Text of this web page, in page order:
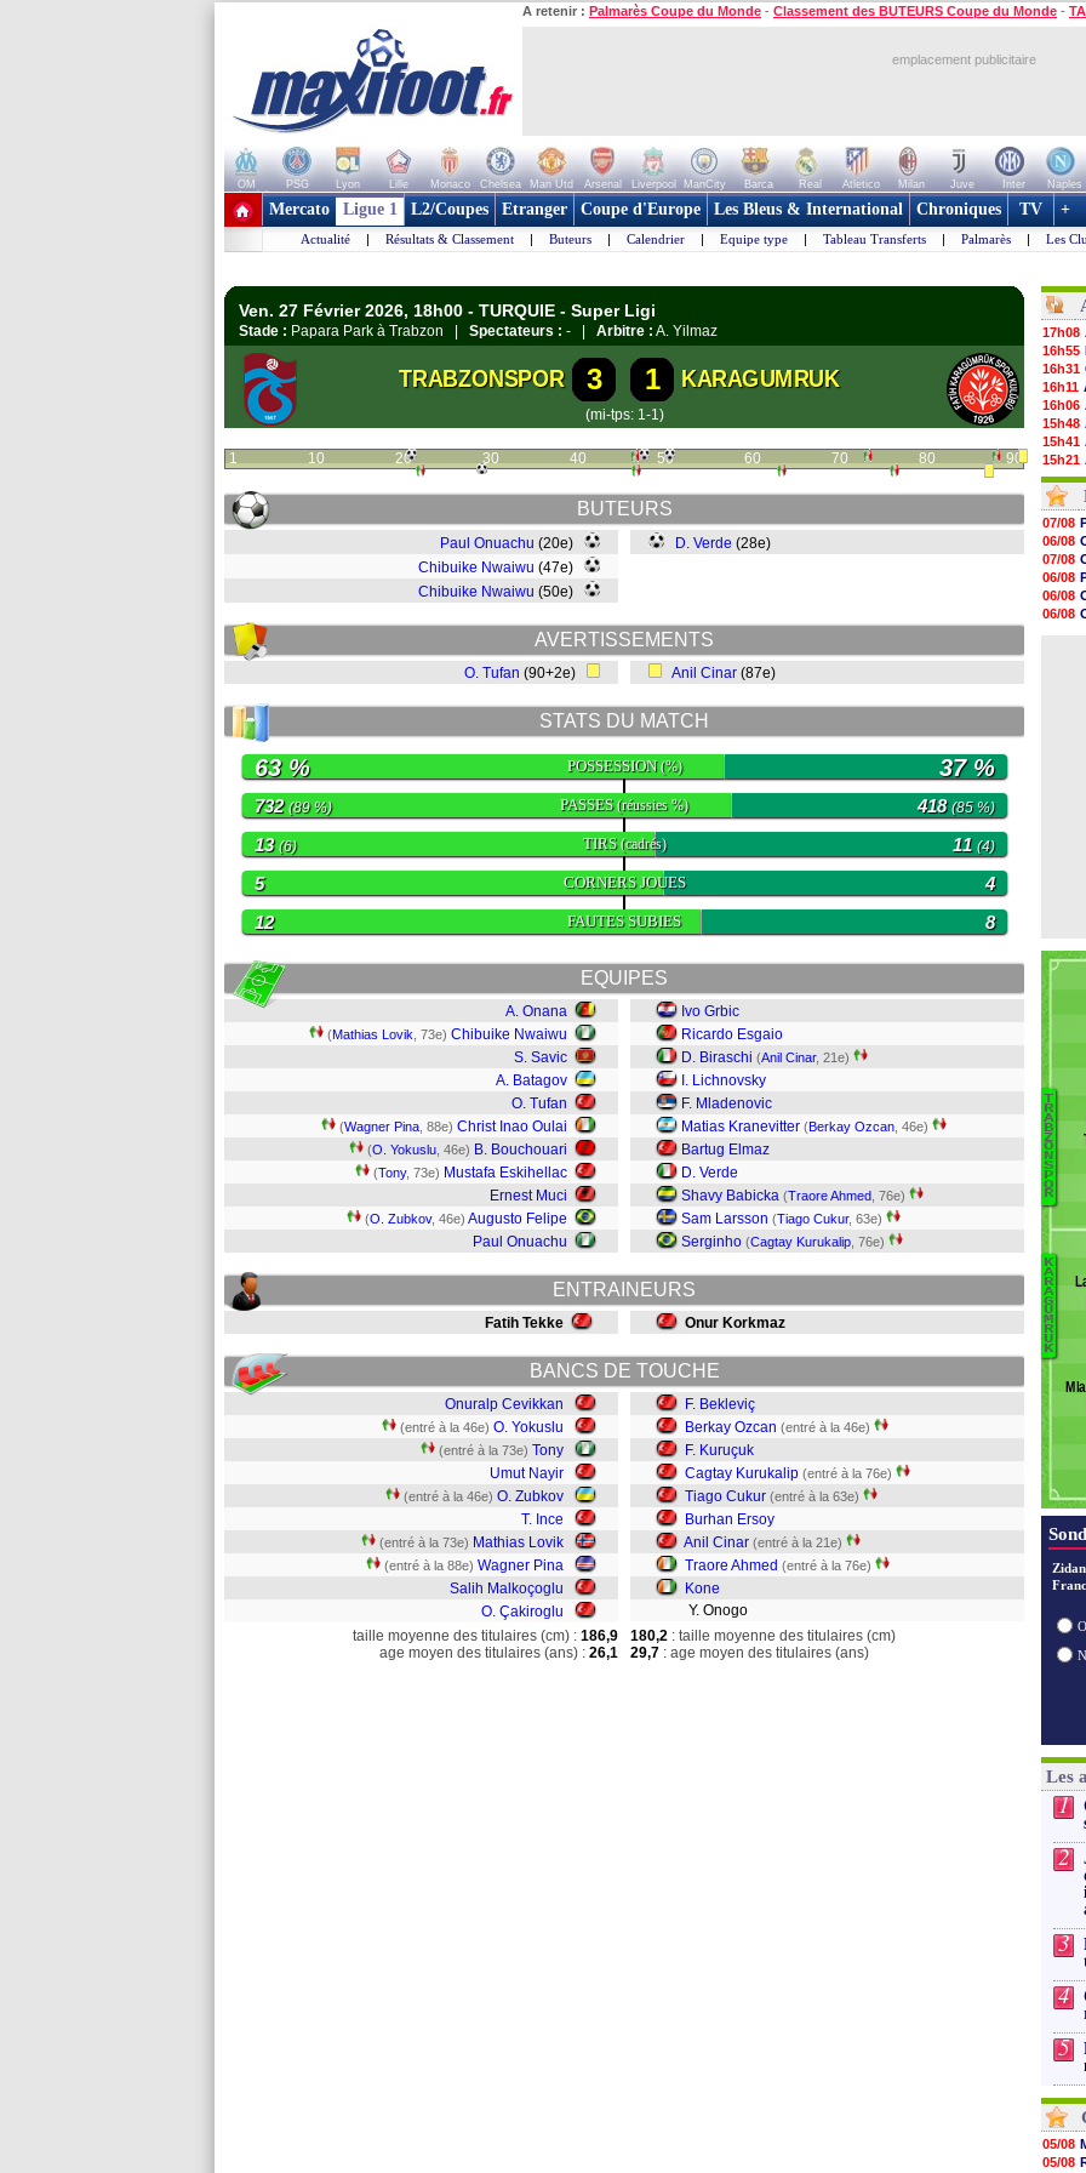
A retenir : Palmarès Coupe du Monde - Classement des BUTEURS Coupe du Monde -
emplacement publicitaire
OM PSG Lyon Lille Monaco Chelsea Man Utd Arsenal Liverpool ManCity Barca Real Atletico Milan Juve Inter Naples
+ de clubs
Mercato Ligue 1 L2/Coupes Etranger Coupe d'Europe Les Bleus & International Chroniques TV +
Actualité | Résultats & Classement | Buteurs | Calendrier | Equipe type | Tableau Transferts | Palmarès | Les
Ven. 27 Février 2026, 18h00 - TURQUIE - Super Ligi
Stade : Papara Park à Trabzon | Spectateurs : - | Arbitre : A. Yilmaz
TRABZONSPOR 3 1 KARAGUMRUK
(mi-tps: 1-1)
1 10 20 30 40 50 60 70 80 90
BUTEURS
Paul Onuachu (20e)
Chibuike Nwaiwu (47e)
Chibuike Nwaiwu (50e)
D. Verde (28e)
AVERTISSEMENTS
O. Tufan (90+2e) Anil Cinar (87e)
STATS DU MATCH
POSSESSION(%)
63 % 37 %
PASSES(réussies %)
732(89 %) 418(85 %)
TIRS(cadrés)
13(6) 11 (4)
CORNERS JOUES
5 4
FAUTES SUBIES
12 8
EQUIPES
A. Onana
(Mathias Lovik , 73e) Chibuike Nwaiwu
S. Savic
A. Batagov
O. Tufan
(Wagner Pina , 88e) Christ Inao Oulai
(O. Yokuslu , 46e) B. Bouchouari
(Tony, 73e) Mustafa Eskihellac
Ernest Muci
(O. Zubkov, 46e) Augusto Felipe
Paul Onuachu
Ivo Grbic
Ricardo Esgaio
D. Biraschi (Anil Cinar, 21e)
I. Lichnovsky
F. Mladenovic
Matias Kranevitter (Berkay Ozcan , 46e)
Bartug Elmaz
D. Verde
Shavy Babicka (Traore Ahmed , 76e)
Sam Larsson (Tiago Cukur, 63e)
Serginho (Cagtay Kurukalip , 76e)
ENTRAINEURS
Fatih Tekke Onur Korkmaz
BANCS DE TOUCHE
Onuralp Cevikkan
(entré à la 46e) O. Yokuslu
(entré à la 73e) Tony
Umut Nayir
(entré à la 46e) O. Zubkov
T. Ince
(entré à la 73e) Mathias Lovik
(entré à la 88e) Wagner Pina
Salih Malkoçoglu
O. Çakiroglu
F. Bekleviç
Berkay Ozcan (entré à la 46e)
F. Kuruçuk
Cagtay Kurukalip (entré à la 76e)
Tiago Cukur (entré à la 63e)
Burhan Ersoy
Anil Cinar (entré à la 21e)
Traore Ahmed (entré à la 76e)
Kone
Y. Onogo
taille moyenne des titulaires (cm) : 186,9
age moyen des titulaires (ans) : 26,1
180,2 : taille moyenne des titulaires (cm)
29,7 : age moyen des titulaires (ans)
17h08
16h55
16h31
16h11
16h06
15h48
15h41
15h21
15h14
14h59
14h43
14h14
13h59
13h55
13h48
13h30
12h49
07/08
06/08
07/08
06/08
06/08
06/08
T
R
A
B
Z
O
N
S
P
O
R
K
A
R
A
G
U
M
R
U
K
Les
1
2
3
4
5
05/08
05/08